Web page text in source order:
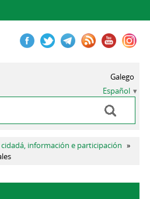
Galego
Español
información e participación »